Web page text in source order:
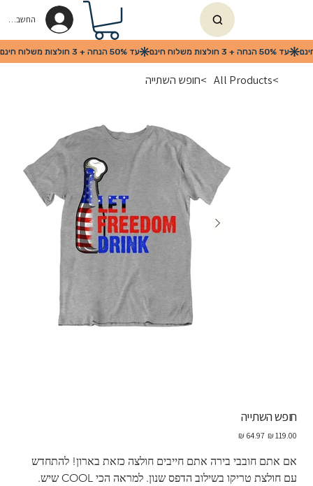
החשבון שלי
>
All Products
>חופש השתייה
חופש השתייה
מחיר
מחיר
‏64.97 ‏₪
אם אתם חובבי בירה אתם חייבים חולצה כזאת בארון! להתחדש
עם חולצת טריקו בשילוב הדפס שנון. למראה הכי COOL שיש.